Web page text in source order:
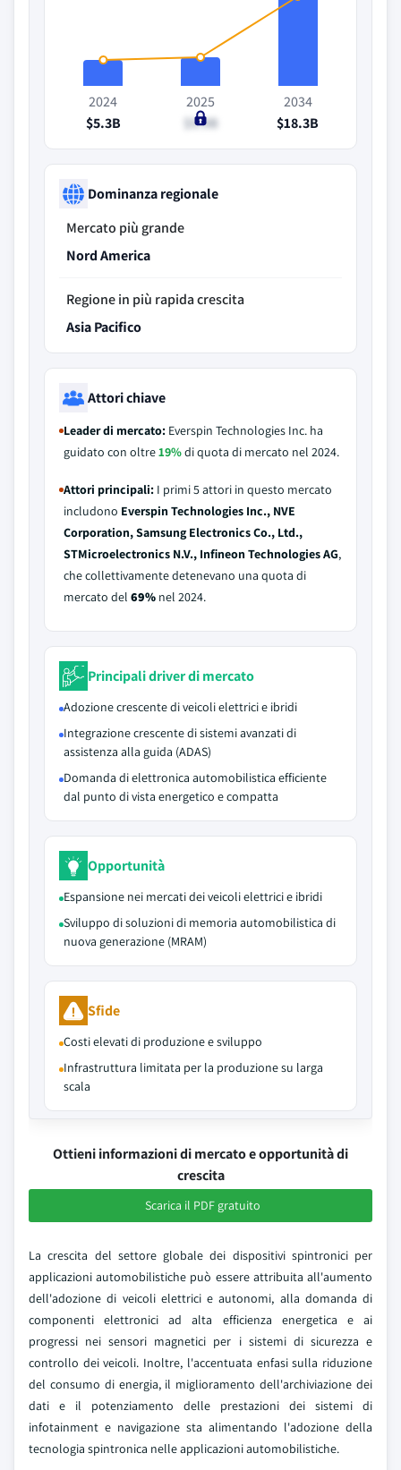
2024
$5.3B
2025
$5.9B
2034
$18.3B
Dominanza regionale
Mercato più grande
Nord America
Regione in più rapida crescita
Asia Pacifico
Attori chiave
Leader di mercato: Everspin Technologies Inc. ha
guidato con oltre19%di quota di mercato nel 2024.
Attori principali: I primi 5 attori in questo mercato
includono Everspin Technologies Inc., NVE
Corporation, Samsung Electronics Co., Ltd.,
STMicroelectronics N.V., Infineon Technologies AG,
che collettivamente detenevano una quota di
mercato del 69% nel 2024.
Principali driver di mercato
Adozione crescente di veicoli elettrici e ibridi
Integrazione crescente di sistemi avanzati di
assistenza alla guida (ADAS)
Domanda di elettronica automobilistica efficiente
dal punto di vista energetico e compatta
Opportunità
Espansione nei mercati dei veicoli elettrici e ibridi
Sviluppo di soluzioni di memoria automobilistica di
nuova generazione (MRAM)
Sfide
Costi elevati di produzione e sviluppo
Infrastruttura limitata per la produzione su larga
scala
Ottieni informazioni di mercato e opportunità di
crescita
Scarica il PDF gratuito
La crescita del settore globale dei dispositivi spintronici per
applicazioni automobilistiche può essere attribuita all'aumento
dell'adozione di veicoli elettrici e autonomi, alla domanda di
componenti elettronici ad alta efficienza energetica e ai
progressi nei sensori magnetici per i sistemi di sicurezza e
controllo dei veicoli. Inoltre, l'accentuata enfasi sulla riduzione
del consumo di energia, il miglioramento dell'archiviazione dei
dati e il potenziamento delle prestazioni dei sistemi di
infotainment e navigazione sta alimentando l'adozione della
tecnologia spintronica nelle applicazioni automobilistiche.